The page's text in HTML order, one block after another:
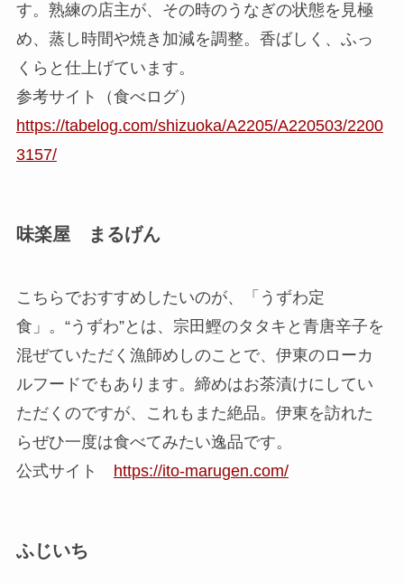
す。熟練の店主が、その時のうなぎの状態を見極
め、蒸し時間や焼き加減を調整。香ばしく、ふっ
くらと仕上げています。
参考サイト（食べログ）
https://tabelog.com/shizuoka/A2205/A220503/2200
3157/
味楽屋 まるげん
こちらでおすすめしたいのが、「うずわ定
食」。“うずわ”とは、宗田鰹のタタキと青唐辛子を
混ぜていただく漁師めしのことで、 伊東のローカ
ルフードでもあります。 締めはお茶漬けにしてい
ただくのですが、これもまた絶品。伊東を訪れた
らぜひ一度は食べてみたい逸品です。
公式サイト https://ito-marugen.com/
ふじいち